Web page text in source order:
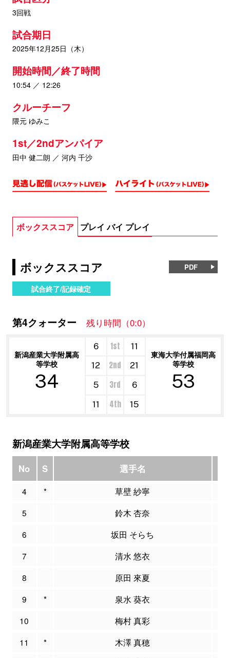
3回戦
試合期日
2025年12月25日（木）
開始時間／終了時間
10:54 ／ 12:26
クルーチーフ
隈元 ゆみこ
1st／2ndアンパイア
田中 健二朗 ／ 河内 千沙
ボックススコア プレイ バイ プレイ
ボックススコア PDF
試合終了/記録確定
第4クォーター 残り時間（0:0）
新潟産業大学附属高
等学校
34
6 1st 11
東海大学付属福岡高
等学校
53
12 2nd
21
5
3rd
6
11
4th 15
新潟産業大学附属高等学校
No S 選手名
4 * 草壁 紗寧
5
鈴木 杏奈
6
坂田 そらち
7
清水 悠衣
8
原田 來夏
9
* 泉水 葵衣
10
梅村 真彩
11
* 木澤 真穂